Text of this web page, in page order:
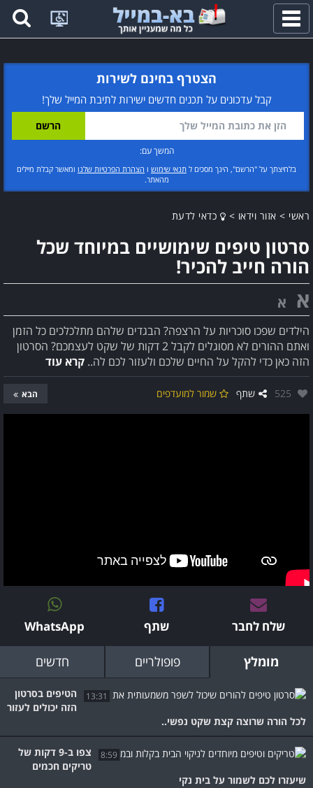
פתח
תפריט
הצטרף בחינם לשירות
קבל עדכונים על תכנים חדשים ישירות לתיבת המייל שלך!
המשך עם:
בלחיצתך על "הרשם", הינך מסכים ל תנאי שימוש ו הצהרת הפרטיות שלנו ומאשר קבלת מיילים
מהאתר.
ראשי > אזור וידאו > כדאי לדעת
סרטון טיפים שימושיים במיוחד שכל
הורה חייב להכיר!
א א
הילדים שפכו סוכריות על הרצפה? הבגדים שלהם מתלכלכים כל הזמן
ואתם ההורים לא מסוגלים לקבל 2 דקות של שקט לעצמכם? הסרטון
הזה כאן כדי להקל על החיים שלכם ולעזור לכם לה.. קרא עוד
אהבו:
525 שתף שמור למועדפים הבא
שלח לחבר שתף WhatsApp
מומלץ פופולריים חדשים
13:31
הטיפים בסרטון
הזה יכולים לעזור
לכל הורה שרוצה קצת שקט נפשי..
8:59
צפו ב-9 דקות של
טריקים חכמים
שיעזרו לכם לשמור על בית נקי